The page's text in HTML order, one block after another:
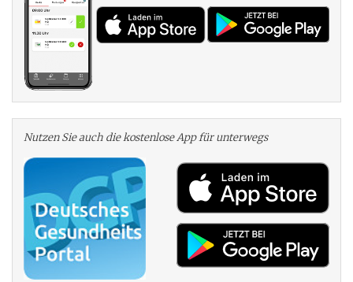
Nutzen Sie auch die kosten­lose App für unterwegs